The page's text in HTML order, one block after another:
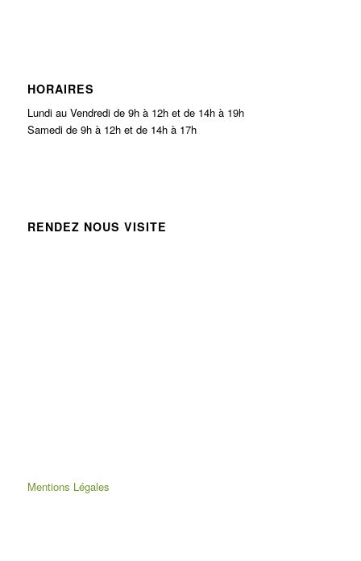
HORAIRES
Lundi au Vendredi de 9h à 12h et de 14h à 19h
Samedi de 9h à 12h et de 14h à 17h
RENDEZ NOUS VISITE
Mentions Légales